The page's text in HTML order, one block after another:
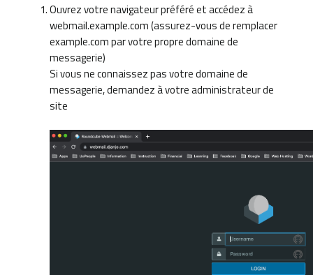
Ouvrez votre navigateur préféré et accédez à
webmail.example.com (assurez-vous de remplacer
example.com par votre propre domaine de
messagerie)
Si vous ne connaissez pas votre domaine de
messagerie, demandez à votre administrateur de
site